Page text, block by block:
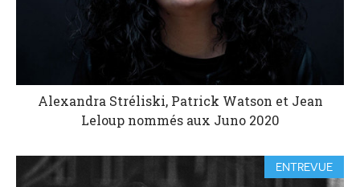
Alexandra Stréliski, Patrick Watson et Jean
Leloup nommés aux Juno 2020
ENTREVUE